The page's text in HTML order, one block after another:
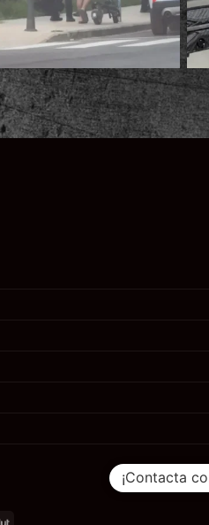
Revolut
¡Contacta